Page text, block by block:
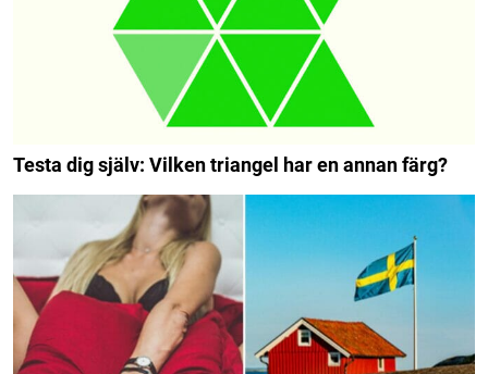
Testa dig själv: Vilken triangel har en annan färg?